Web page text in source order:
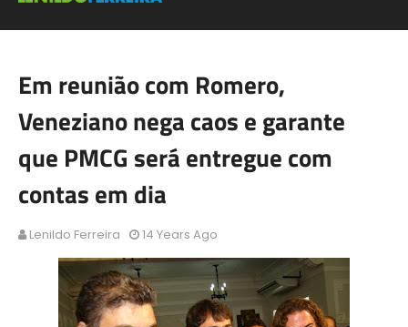
Em reunião com Romero,
Veneziano nega caos e garante
que PMCG será entregue com
contas em dia
Lenildo Ferreira 14 Years Ago